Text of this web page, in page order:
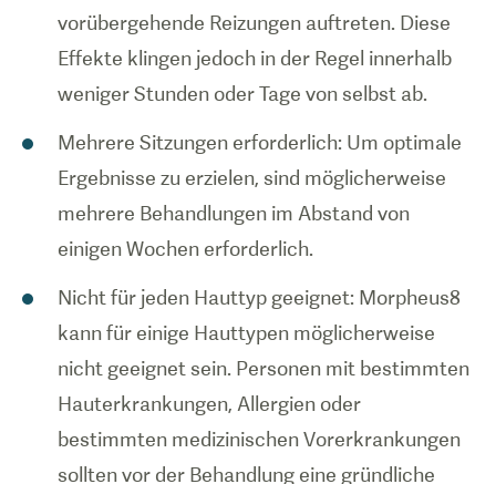
vorübergehende Reizungen auftreten. Diese
Effekte klingen jedoch in der Regel innerhalb
weniger Stunden oder Tage von selbst ab.
Mehrere Sitzungen erforderlich: Um optimale
Ergebnisse zu erzielen, sind möglicherweise
mehrere Behandlungen im Abstand von
einigen Wochen erforderlich.
Nicht für jeden Hauttyp geeignet: Morpheus8
kann für einige Hauttypen möglicherweise
nicht geeignet sein. Personen mit bestimmten
Hauterkrankungen, Allergien oder
bestimmten medizinischen Vorerkrankungen
sollten vor der Behandlung eine gründliche